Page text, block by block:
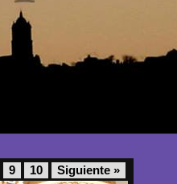
9 10 Siguiente »